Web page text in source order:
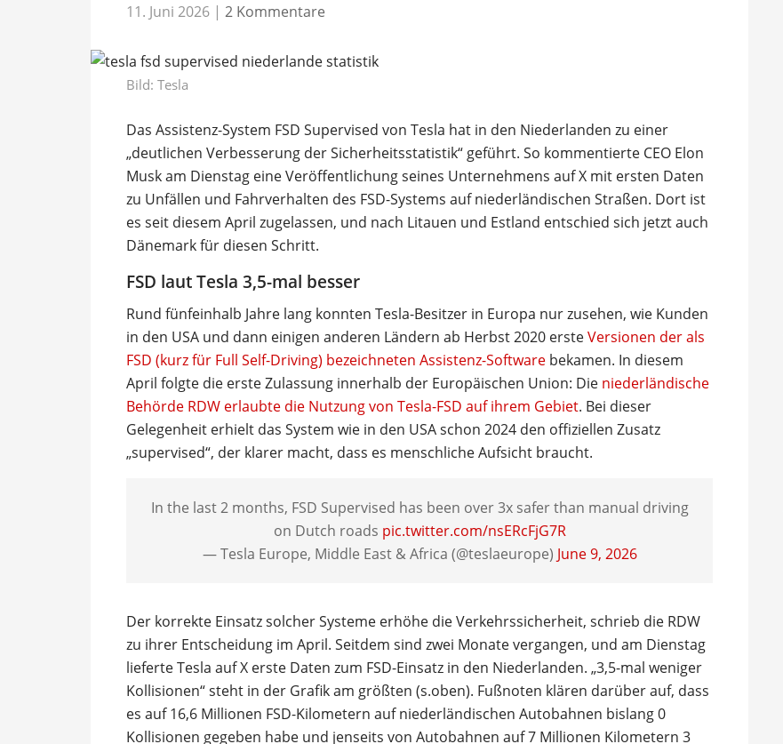
11. Juni 2026 | 2 Kommentare
Bild: Tesla
Das Assistenz-System FSD Supervised von Tesla hat in den Niederlanden zu einer
„deutlichen Verbesserung der Sicherheitsstatistik“ geführt. So kommentierte CEO Elon
Musk am Dienstag eine Veröffentlichung seines Unternehmens auf X mit ersten Daten
zu Unfällen und Fahrverhalten des FSD-Systems auf niederländischen Straßen. Dort ist
es seit diesem April zugelassen, und nach Litauen und Estland entschied sich jetzt auch
Dänemark für diesen Schritt.
FSD laut Tesla 3,5-mal besser
Rund fünfeinhalb Jahre lang konnten Tesla-Besitzer in Europa nur zusehen, wie Kunden
in den USA und dann einigen anderen Ländern ab Herbst 2020 ersteVersionen der als
FSD (kurz für Full Self-Driving) bezeichneten Assistenz-Software bekamen. In diesem
April folgte die erste Zulassung innerhalb der Europäischen Union: Die niederländische
Behörde RDW erlaubte die Nutzung von Tesla-FSD auf ihrem Gebiet. Bei dieser
Gelegenheit erhielt das System wie in den USA schon 2024 den offiziellen Zusatz
„supervised“, der klarer macht, dass es menschliche Aufsicht braucht.
In the last 2 months, FSD Supervised has been over 3x safer than manual driving
on Dutch roads pic.twitter.com/nsERcFjG7R
— Tesla Europe, Middle East & Africa (@teslaeurope) June 9, 2026
Der korrekte Einsatz solcher Systeme erhöhe die Verkehrssicherheit, schrieb die RDW
zu ihrer Entscheidung im April. Seitdem sind zwei Monate vergangen, und am Dienstag
lieferte Tesla auf X erste Daten zum FSD-Einsatz in den Niederlanden. „3,5-mal weniger
Kollisionen“ steht in der Grafik am größten (s.oben). Fußnoten klären darüber auf, dass
es auf 16,6 Millionen FSD-Kilometern auf niederländischen Autobahnen bislang 0
Kollisionen gegeben habe und jenseits von Autobahnen auf 7 Millionen Kilometern 3